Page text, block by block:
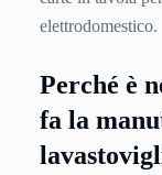
elettrodomestico.
Perché è
fa la